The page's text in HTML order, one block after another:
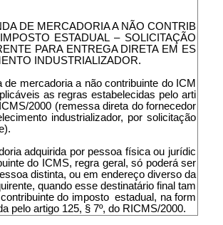
DE MERCADORIA A NÃO CONTRIB
ESTADUAL – SOLICITAÇÃO
PARA ENTREGA DIRETA EM ES
INDUSTRIALIZADOR.
de mercadoria a não contribuinte do ICM
as regras estabelecidas pelo arti
2000 (remessa direta do fornecedor
industrializador, por solicitação
adquirida por pessoa física ou jurídic
do ICMS, regra geral, só poderá ser
distinta, ou em endereço diverso da
quando esse destinatário final tam
do imposto estadual, na form
pelo artigo 125, § 7º, do RICMS/2000.